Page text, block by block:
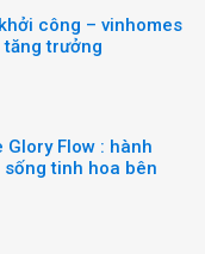
công – vinhomes
tăng trưởng
Flow : hành
tinh hoa bên